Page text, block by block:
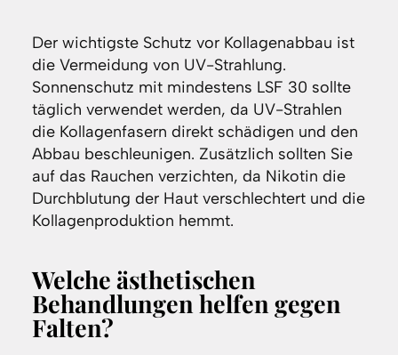
Der wichtigste Schutz vor Kollagenabbau ist
die Vermeidung von UV-Strahlung.
Sonnenschutz mit mindestens LSF 30 sollte
täglich verwendet werden, da UV-Strahlen
die Kollagenfasern direkt schädigen und den
Abbau beschleunigen. Zusätzlich sollten Sie
auf das Rauchen verzichten, da Nikotin die
Durchblutung der Haut verschlechtert und die
Kollagenproduktion hemmt.
Welche ästhetischen
Behandlungen helfen gegen
Falten?